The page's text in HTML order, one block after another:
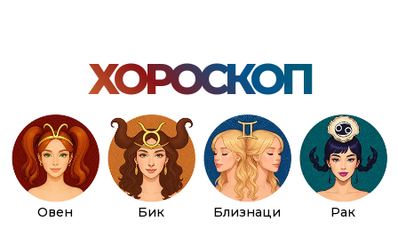
ХОРОСКОП
Овен Бик Близнаци Рак